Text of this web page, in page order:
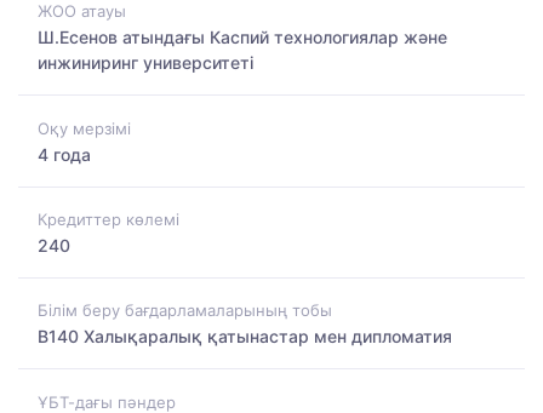
ЖОО атауы
Ш.Есенов атындағы Каспий технологиялар және
инжиниринг университеті
Оқу мерзімі
4 года
Кредиттер көлемі
240
Білім беру бағдарламаларының тобы
B140 Халықаралық қатынастар мен дипломатия
ҰБТ-дағы пәндер